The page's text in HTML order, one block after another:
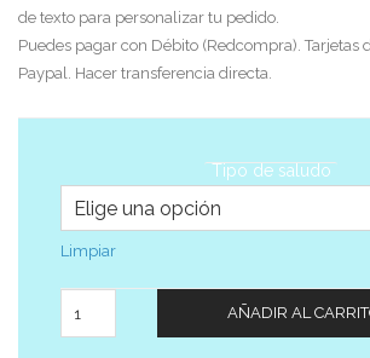
de texto para personalizar tu pedido.
Puedes pagar con Débito (Redcompra). Tarjetas
Paypal. Hacer transferencia directa.
Tipo de saludo
Limpiar
AÑADIR AL